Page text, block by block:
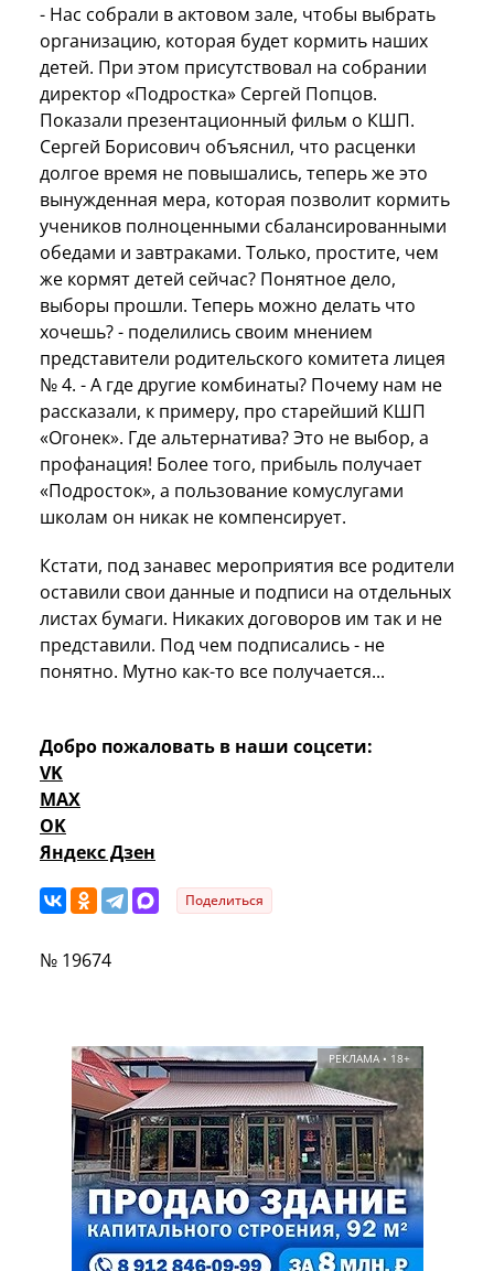
- Нас собрали в актовом зале, чтобы выбрать
организацию, которая будет кормить наших
детей. При этом присутствовал на собрании
директор «Подростка» Сергей Попцов.
Показали презентационный фильм о КШП.
Сергей Борисович объяснил, что расценки
долгое время не повышались, теперь же это
вынужденная мера, которая позволит кормить
учеников полноценными сбалансированными
обедами и завтраками. Только, простите, чем
же кормят детей сейчас? Понятное дело,
выборы прошли. Теперь можно делать что
хочешь? - поделились своим мнением
представители родительского комитета лицея
№ 4. - А где другие комбинаты? Почему нам не
рассказали, к примеру, про старейший КШП
«Огонек». Где альтернатива? Это не выбор, а
профанация! Более того, прибыль получает
«Подросток», а пользование комуслугами
школам он никак не компенсирует.
Кстати, под занавес мероприятия все родители
оставили свои данные и подписи на отдельных
листах бумаги. Никаких договоров им так и не
представили. Под чем подписались - не
понятно. Мутно как-то все получается...
Добро пожаловать в наши соцсети:
VK
MAX
OK
Яндекс Дзен
Поделиться
№ 19674
РЕКЛАМА • 18+